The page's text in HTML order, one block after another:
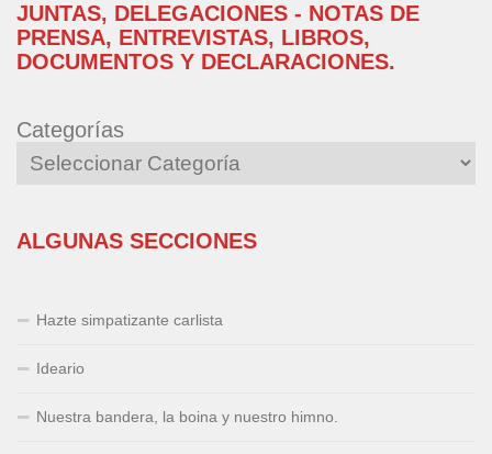
JUNTAS, DELEGACIONES - NOTAS DE
PRENSA, ENTREVISTAS, LIBROS,
DOCUMENTOS Y DECLARACIONES.
Categorías
ALGUNAS SECCIONES
Hazte simpatizante carlista
Ideario
Nuestra bandera, la boina y nuestro himno.